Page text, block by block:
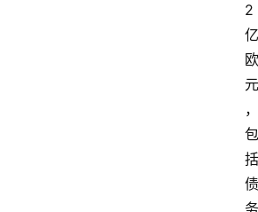
2
亿
欧
元
，
包
括
债
务